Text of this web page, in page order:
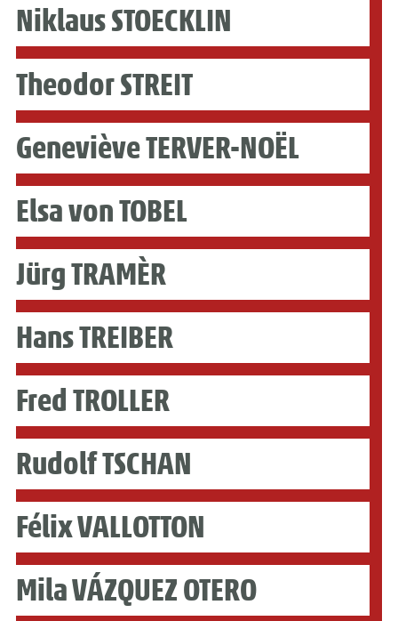
Niklaus STOECKLIN
Theodor STREIT
Geneviève TERVER-NOËL
Elsa von TOBEL
Jürg TRAMÈR
Hans TREIBER
Fred TROLLER
Rudolf TSCHAN
Félix VALLOTTON
Mila VÁZQUEZ OTERO